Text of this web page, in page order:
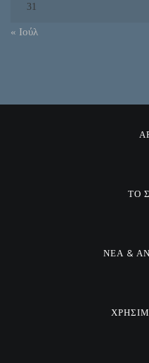
31
« Ιούλ
ΤΟ
ΝΕΑ &